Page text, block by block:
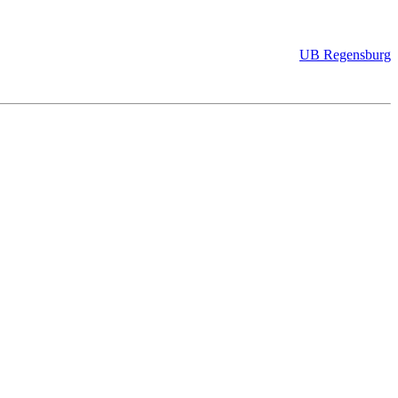
UB Regensburg